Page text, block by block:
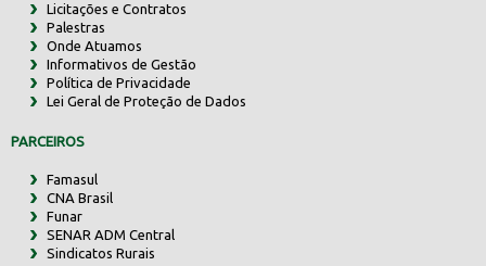
Licitações e Contratos
Palestras
Onde Atuamos
Informativos de Gestão
Política de Privacidade
Lei Geral de Proteção de Dados
PARCEIROS
Famasul
CNA Brasil
Funar
SENAR ADM Central
Sindicatos Rurais